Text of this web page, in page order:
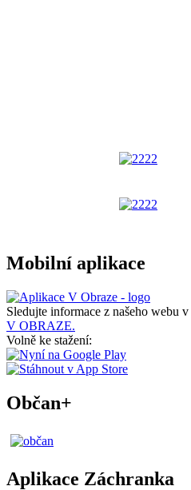
Mobilní aplikace
Sledujte informace z našeho webu v
V OBRAZE.
Volně ke stažení:
Občan+
Aplikace Záchranka